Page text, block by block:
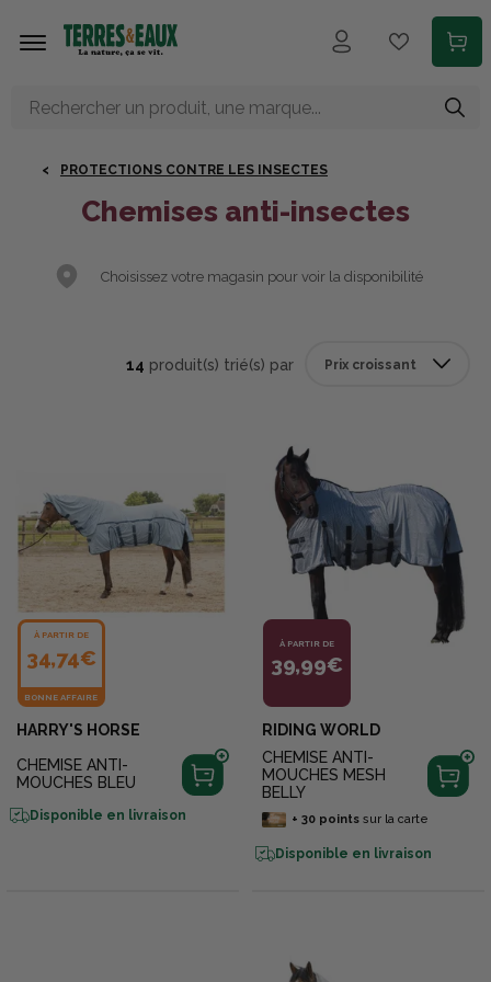
PROTECTIONS CONTRE LES INSECTES
Chemises anti-insectes
Choisissez votre magasin pour voir la disponibilité
14 produit(s) trié(s) par
À PARTIR DE
34,74€
BONNE AFFAIRE
HARRY'S HORSE
CHEMISE ANTI-
MOUCHES BLEU
Disponible en livraison
À PARTIR DE
39,99€
RIDING WORLD
CHEMISE ANTI-
MOUCHES MESH
BELLY
+ 30pointssur la carte
Disponible en livraison